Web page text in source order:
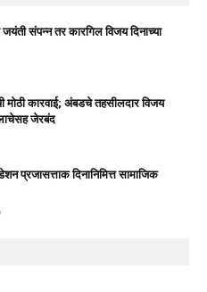
संपन्न तर कारगिल विजय दिनाच्या
मोठी कारवाई; अंबडचे तहसीलदार विजय
जेरबंद
प्रजासत्ताक दिनानिमित्त सामाजिक